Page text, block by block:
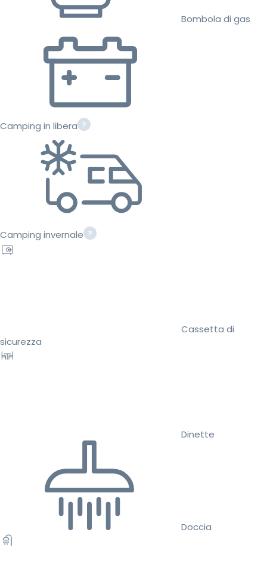
Bombola di gas
Camping in libera
Camping invernale
Cassetta di
sicurezza
Dinette
Doccia